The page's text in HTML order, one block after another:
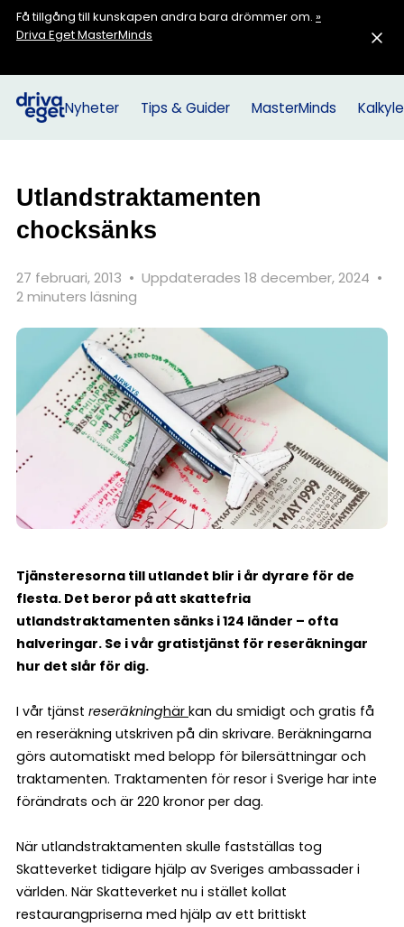
Få tillgång till kunskapen andra bara drömmer om. »
Driva Eget MasterMinds
Nyheter Tips & Guider MasterMinds
Utlandstraktamenten
chocksänks
27 februari, 2013 • Uppdaterades 18 december, 2024 •
2 minuters läsning
Tjänsteresorna till utlandet blir i år dyrare för de
flesta. Det beror på att skattefria
utlandstraktamenten sänks i 124 länder – ofta
halveringar. Se i vår gratistjänst för reseräkningar
hur det slår för dig.
I vår tjänst reseräkninghär kan du smidigt och gratis få
en reseräkning utskriven på din skrivare. Beräkningarna
görs automatiskt med belopp för bilersättningar och
traktamenten. Traktamenten för resor i Sverige har inte
förändrats och är 220 kronor per dag.
När utlandstraktamenten skulle fastställas tog
Skatteverket tidigare hjälp av Sveriges ambassader i
världen. När Skatteverket nu i stället kollat
restaurangpriserna med hjälp av ett brittiskt